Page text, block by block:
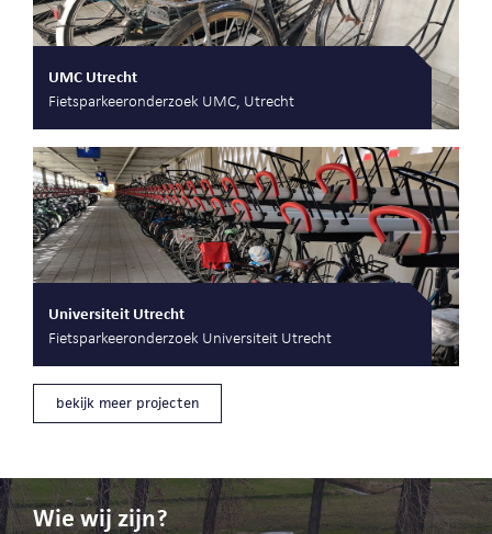
UMC Utrecht
Fietsparkeeronderzoek UMC, Utrecht
Universiteit Utrecht
Fietsparkeeronderzoek Universiteit Utrecht
bekijk meer projecten
Wie wij zijn?